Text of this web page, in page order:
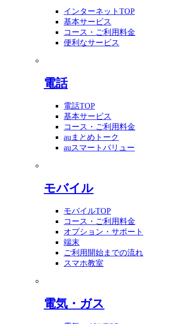
インターネットTOP
基本サービス
コース・ご利用料金
便利なサービス
電話
電話TOP
基本サービス
コース・ご利用料金
auまとめトーク
auスマートバリュー
モバイル
モバイルTOP
コース・ご利用料金
オプション・サポート
端末
ご利用開始までの流れ
スマホ教室
電気・ガス